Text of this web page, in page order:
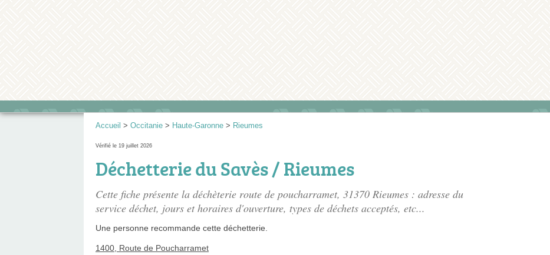
Accueil > Occitanie > Haute-Garonne > Rieumes
Vérifié le 19 juillet 2026
Déchetterie du Savès / Rieumes
Cette fiche présente la déchèterie route de poucharramet, 31370 Rieumes : adresse du
service déchet, jours et horaires d'ouverture, types de déchets acceptés, etc...
Une personne recommande cette déchetterie.
1400, Route de Poucharramet